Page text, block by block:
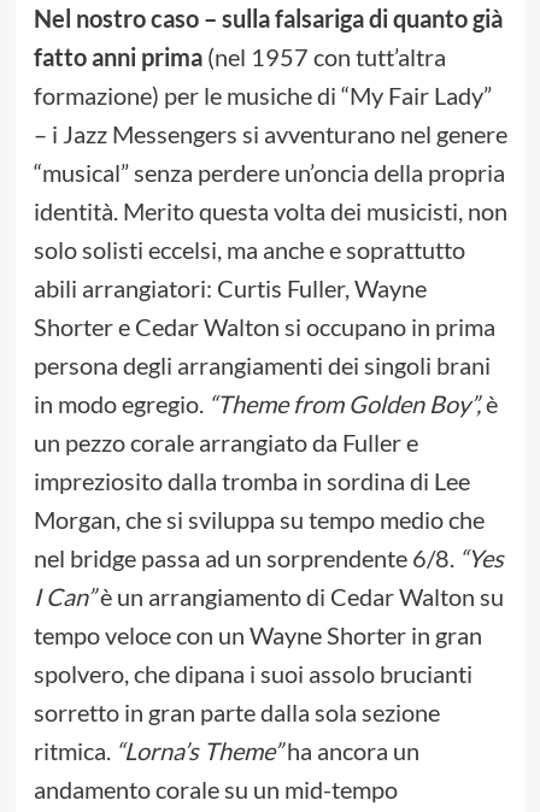
Nel nostro caso – sulla falsariga di quanto già
fatto anni prima(nel 1957 con tutt’altra
formazione) per le musiche di “My Fair Lady”
– i Jazz Messengers si avventurano nel genere
“musical” senza perdere un’oncia della propria
identità. Merito questa volta dei musicisti, non
solo solisti eccelsi, ma anche e soprattutto
abili arrangiatori: Curtis Fuller, Wayne
Shorter e Cedar Walton si occupano in prima
persona degli arrangiamenti dei singoli brani
in modo egregio. “Theme from Golden Boy”,è
un pezzo corale arrangiato da Fuller e
impreziosito dalla tromba in sordina di Lee
Morgan, che si sviluppa su tempo medio che
nel bridge passa ad un sorprendente 6/8. “Yes
I Can”è un arrangiamento di Cedar Walton su
tempo veloce con un Wayne Shorter in gran
spolvero, che dipana i suoi assolo brucianti
sorretto in gran parte dalla sola sezione
ritmica. “Lorna’s Theme”ha ancora un
andamento corale su un mid-tempo